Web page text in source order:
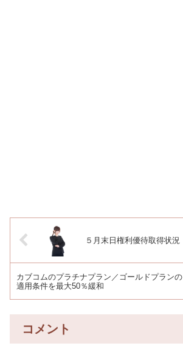
５月末日権利優待取得状況
カブコムのプラチナプラン／ゴールドプランの
適用条件を最大50％緩和
コメント